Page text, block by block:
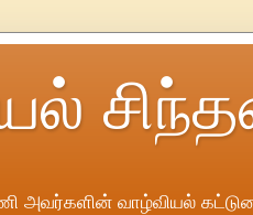
அவர்களின் வாழ்வியல்